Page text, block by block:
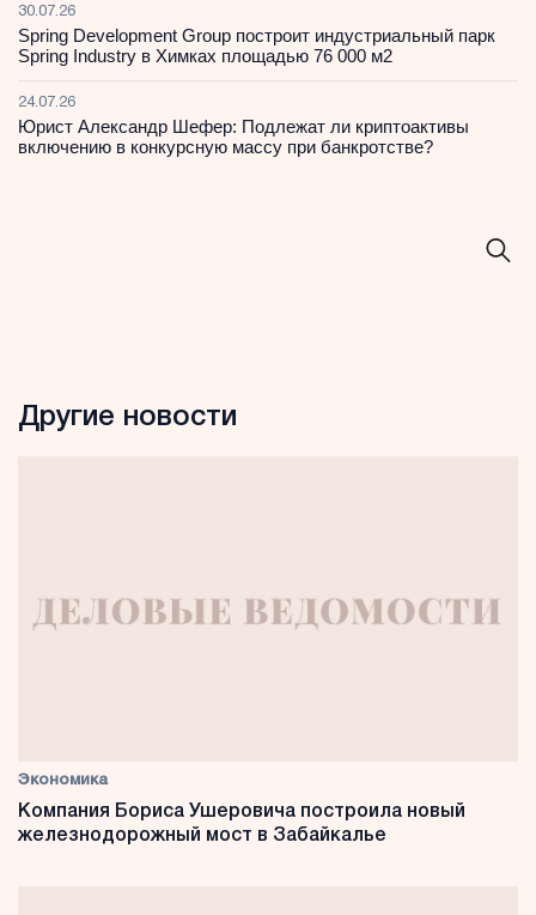
30.07.26
Spring Development Group построит индустриальный парк
Spring Industry в Химках площадью 76 000 м2
24.07.26
Юрист Александр Шефер: Подлежат ли криптоактивы
включению в конкурсную массу при банкротстве?
Другие новости
Экономика
Компания Бориса Ушеровича построила новый
железнодорожный мост в Забайкалье